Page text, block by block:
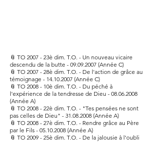
📎 TO 2007 - 23è dim. T.O. - Un nouveau vicaire
descendu de la butte - 09.09.2007 (Année C)
📎 TO 2007 - 28è dim. T.O. - De l'action de grâce au
témoignage - 14.10.2007 (Année C)
📎 TO 2008 - 10è dim. T.O. - Du péché à
l'expérience de la tendresse de Dieu - 08.06.2008
(Année A)
📎 TO 2008 - 22è dim. T.O. - "Tes pensées ne sont
pas celles de Dieu" - 31.08.2008 (Année A)
📎 TO 2008 - 27è dim. T.O. - Rendre grâce au Père
par le Fils - 05.10.2008 (Année A)
📎 TO 2009 - 25è dim. T.O. - De la jalousie à l'oubli